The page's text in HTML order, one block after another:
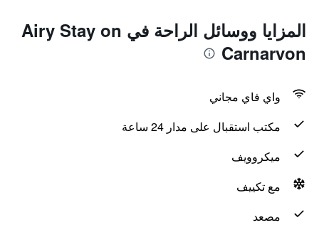
المزايا ووسائل الراحة في Airy Stay on
Carnarvon
واي فاي مجاني
مكتب استقبال على مدار 24 ساعة
ميكروويف
مع تكييف
مصعد